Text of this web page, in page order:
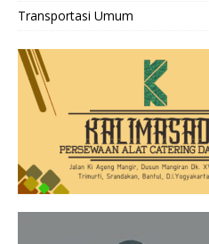
Transportasi Umum